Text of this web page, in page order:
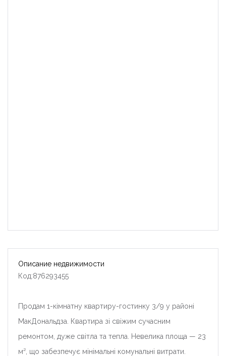
Описание недвижимости
Код:876293455
Продам 1-кімнатну квартиру-гостинку 3/9 у районі
МакДональдза. Квартира зі свіжим сучасним
ремонтом, дуже світла та тепла. Невелика площа — 23
м², що забезпечує мінімальні комунальні витрати.